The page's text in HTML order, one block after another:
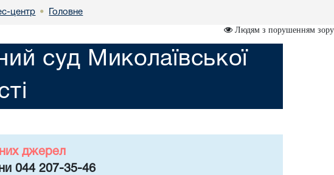
центр • Головне
Людям з порушенням зору
суд Миколаївської
джерел
044 207-35-46